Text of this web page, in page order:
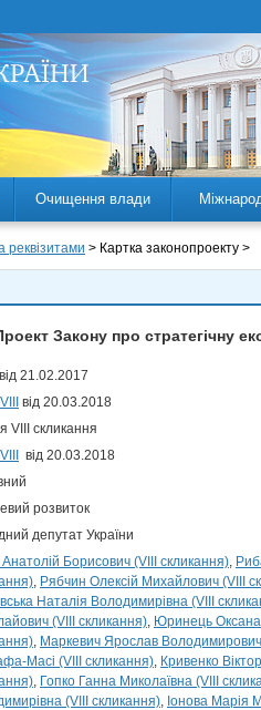
Очищення влади
реквізитами > Картка законопроекту >
Закону про стратегічну
21.02.2017
від 20.03.2018
VIII скликання
від 20.03.2018
розвиток
депутат України
Анатолій Борисович (VIII скликання)
Рябчин Олексій Михайлович (VIII
Наталія Володимирівна (VIII
(VIII скликання) Юринець Оксана
Маркевич Ярослав
Масі (VIII скликання) Кривенко
Гопко Ганна Миколаївна (VIII
(VIII скликання)
Іонова Марія